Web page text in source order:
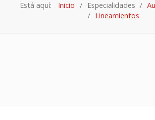
Está aquí: Inicio Especialidades
Lineamientos